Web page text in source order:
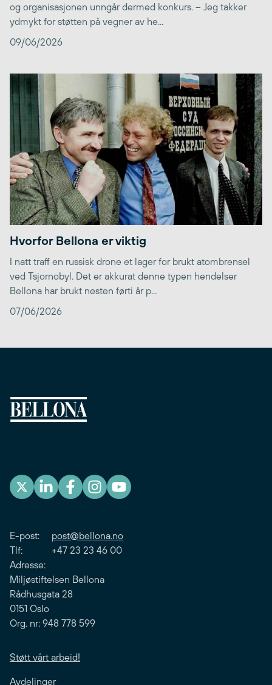
og organisasjonen unngår dermed konkurs. – Jeg takker
ydmykt for støtten på vegner av he...
09/06/2026
Hvorfor Bellona er viktig
I natt traff en russisk drone et lager for brukt atombrensel
ved Tsjornobyl. Det er akkurat denne typen hendelser
Bellona har brukt nesten førti år p...
07/06/2026
E-post: post@bellona.no
Tlf: +47 23 23 46 00
Adresse:
Miljøstiftelsen Bellona
Rådhusgata 28
0151 Oslo
Org. nr: 948 778 599
Støtt vårt arbeid!
Avdelinger